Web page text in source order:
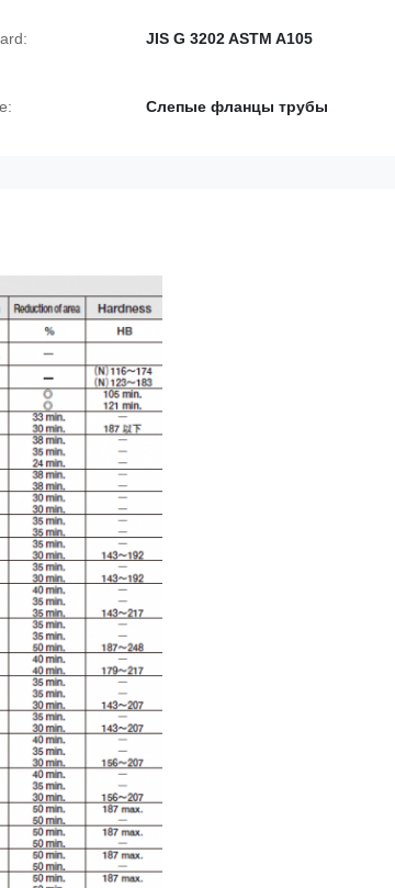
JIS G 3202 ASTM A105
Слепые фланцы трубы